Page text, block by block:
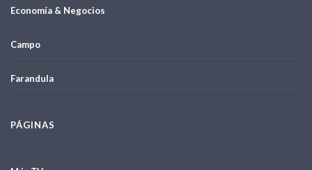
Economía & Negocios
Campo
Farandula
PÁGINAS